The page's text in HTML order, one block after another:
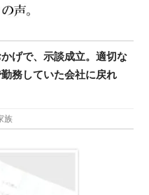
げで、示談成立。適切な
務していた会社に戻れ
族